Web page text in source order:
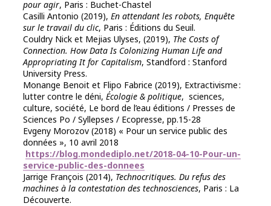
pour agir, Paris : Buchet-Chastel
Casilli Antonio (2019), En attendant les robots, Enquête
sur le travail du clic, Paris : Éditions du Seuil.
Couldry Nick et Mejias Ulyses, (2019), The Costs of
Connection. How Data Is Colonizing Human Life and
Appropriating It for Capitalism, Standford : Stanford
University Press.
Monange Benoit et Flipo Fabrice (2019), Extractivisme :
lutter contre le déni, Écologie & politique, sciences,
culture, société, Le bord de l’eau éditions / Presses de
Sciences Po / Syllepses / Ecopresse, pp.15-28
Evgeny Morozov (2018) « Pour un service public des
données », 10 avril 2018
https://blog.mondediplo.net/2018-04-10-Pour-un-
service-public-des-donnees
Jarrige François (2014), Technocritiques. Du refus des
machines à la contestation des technosciences, Paris : La
Découverte.